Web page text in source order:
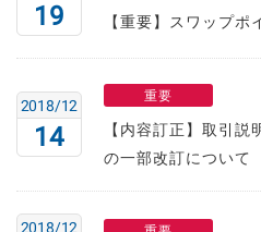
19 【重要】スワップ
14
2018/12
重要
【内容訂正】取引
の一部改訂について
2018/12